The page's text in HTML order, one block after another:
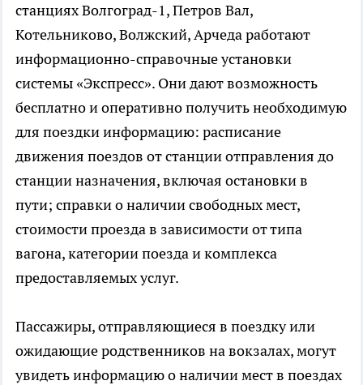
станциях Волгоград-1, Петров Вал,
Котельниково, Волжский, Арчеда работают
информационно-справочные установки
системы «Экспресс». Они дают возможность
бесплатно и оперативно получить необходимую
для поездки информацию: расписание
движения поездов от станции отправления до
станции назначения, включая остановки в
пути; справки о наличии свободных мест,
стоимости проезда в зависимости от типа
вагона, категории поезда и комплекса
предоставляемых услуг.
Пассажиры, отправляющиеся в поездку или
ожидающие родственников на вокзалах, могут
увидеть информацию о наличии мест в поездах